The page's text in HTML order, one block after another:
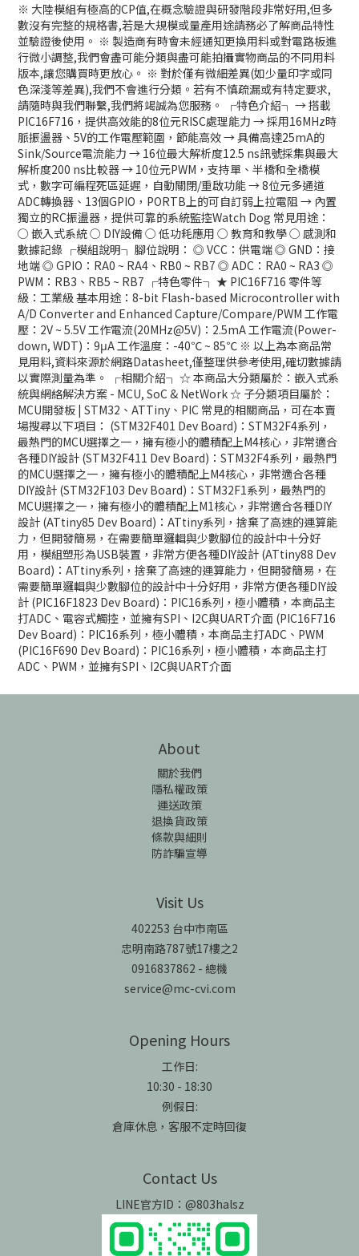
※ 大陸模組有極高的CP值,在概念驗證與研發階段非常好用,但多
數沒有完整的規格書,若是大規模或量產用途請務必了解商品特性
並驗證後使用。 ※ 製造商有時會未經通知更換用料或對電路板進
行微小調整,我們會盡可能分類與盡可能拍攝實物商品的不同用料
版本,讓您購買時更放心。 ※ 對於僅有微細差異(如少量印字或同
色深淺等差異),我們不會進行分類。若有不慎疏漏或有特定要求,
請隨時與我們聯繫,我們將竭誠為您服務。 ┌特色介紹┐ → 搭載
PIC16F716，提供高效能的8位元RISC處理能力 → 採用16MHz時
脈振盪器、5V的工作電壓範圍，節能高效 → 具備高達25mA的
Sink/Source電流能力 → 16位最大解析度12.5 ns訊號採集與最大
解析度200 ns比較器 → 10位元PWM，支持單、半橋和全橋模
式，數字可編程死區延遲，自動關閉/重啟功能 → 8位元多通道
ADC轉換器、13個GPIO，PORTB上的可自訂弱上拉電阻 → 內置
獨立的RC振盪器，提供可靠的系統監控Watch Dog 常見用途：
○ 嵌入式系統 ○ DIY設備 ○ 低功耗應用 ○ 教育和教學 ○ 感測和
數據記錄 ┌模組說明┐ 腳位說明： ◎ VCC：供電端 ◎ GND：接
地端 ◎ GPIO：RA0 ~ RA4、RB0 ~ RB7 ◎ ADC：RA0 ~ RA3 ◎
PWM：RB3、RB5 ~ RB7 ┌特色零件┐ ★ PIC16F716 零件等
級：工業級 基本用途：8-bit Flash-based Microcontroller with
A/D Converter and Enhanced Capture/Compare/PWM 工作電
壓：2V ~ 5.5V 工作電流(20MHz@5V)：2.5mA 工作電流(Power-
down, WDT)：9μA 工作溫度：-40℃ ~ 85℃ ※ 以上為本商品常
見用料,資料來源於網路Datasheet,僅整理供參考使用,確切數據請
以實際測量為準。 ┌相關介紹┐ ☆ 本商品大分類屬於：嵌入式系
統與網絡解決方案 - MCU, SoC & NetWork ☆ 子分類項目屬於：
MCU開發板 | STM32、ATTiny、PIC 常見的相關商品，可在本賣
場搜尋以下項目： (STM32F401 Dev Board)：STM32F4系列，
最熱門的MCU選擇之一，擁有極小的體積配上M4核心，非常適合
各種DIY設計 (STM32F411 Dev Board)：STM32F4系列，最熱門
的MCU選擇之一，擁有極小的體積配上M4核心，非常適合各種
DIY設計 (STM32F103 Dev Board)：STM32F1系列，最熱門的
MCU選擇之一，擁有極小的體積配上M1核心，非常適合各種DIY
設計 (ATtiny85 Dev Board)：ATtiny系列，捨棄了高速的運算能
力，但開發簡易，在需要簡單邏輯與少數腳位的設計中十分好
用，模組塑形為USB裝置，非常方便各種DIY設計 (ATtiny88 Dev
Board)：ATtiny系列，捨棄了高速的運算能力，但開發簡易，在
需要簡單邏輯與少數腳位的設計中十分好用，非常方便各種DIY設
計 (PIC16F1823 Dev Board)：PIC16系列，極小體積，本商品主
打ADC、電容式觸控，並擁有SPI、I2C與UART介面 (PIC16F716
Dev Board)：PIC16系列，極小體積，本商品主打ADC、PWM
(PIC16F690 Dev Board)：PIC16系列，極小體積，本商品主打
ADC、PWM，並擁有SPI、I2C與UART介面
About
關於我們
隱私權政策
運送政策
退換貨政策
條款與細則
防詐騙宣導
Visit Us
402253 台中市南區
忠明南路787號17樓之2
0916837862 - 總機
service@mc-cvi.com
Opening Hours
工作日:
10:30 - 18:30
例假日:
倉庫休息，客服不定時回復
Contact Us
LINE官方ID：@803halsz